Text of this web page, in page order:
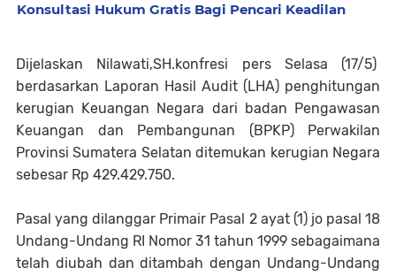
Konsultasi Hukum Gratis Bagi Pencari Keadilan
Dijelaskan Nilawati,SH.konfresi pers Selasa (17/5)
berdasarkan Laporan Hasil Audit (LHA) penghitungan
kerugian Keuangan Negara dari badan Pengawasan
Keuangan dan Pembangunan (BPKP) Perwakilan
Provinsi Sumatera Selatan ditemukan kerugian Negara
sebesar Rp 429.429.750.
Pasal yang dilanggar Primair Pasal 2 ayat (1) jo pasal 18
Undang-Undang RI Nomor 31 tahun 1999 sebagaimana
telah diubah dan ditambah dengan Undang-Undang